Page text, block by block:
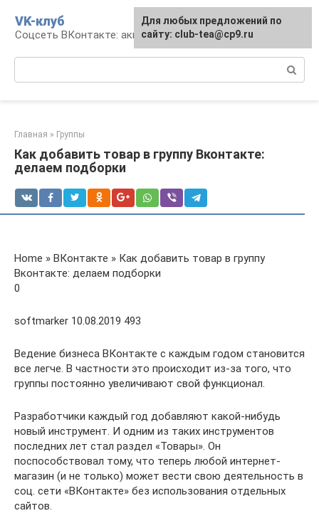
контенту
VK-клуб
Соцсеть ВКонтакте: аккаунт, общение, досуг
Главная » Группы
Как добавить товар в группу Вконтакте:
делаем подборки
Home » ВКонтакте » Как добавить товар в группу
Вконтакте: делаем подборки
0
softmarker 10.08.2019 493
Ведение бизнеса ВКонтакте с каждым годом становится
все легче. В частности это происходит из-за того, что
группы постоянно увеличивают свой функционал.
Разработчики каждый год добавляют какой-нибудь
новый инструмент. И одним из таких инструментов
последних лет стал раздел «Товары». Он
поспособствовал тому, что теперь любой интернет-
магазин (и не только) может вести свою деятельность в
соц. сети «ВКонтакте» без использования отдельных
сайтов.
Для любых предложений по
сайту: club-tea@cp9.ru